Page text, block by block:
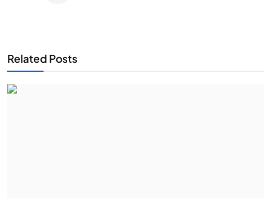
Related Posts